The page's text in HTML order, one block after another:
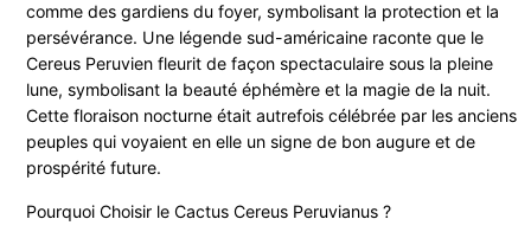
comme des gardiens du foyer, symbolisant la protection et la
persévérance. Une légende sud-américaine raconte que le
Cereus Peruvien fleurit de façon spectaculaire sous la pleine
lune, symbolisant la beauté éphémère et la magie de la nuit.
Cette floraison nocturne était autrefois célébrée par les anciens
peuples qui voyaient en elle un signe de bon augure et de
prospérité future.
Pourquoi Choisir le Cactus Cereus Peruvianus ?